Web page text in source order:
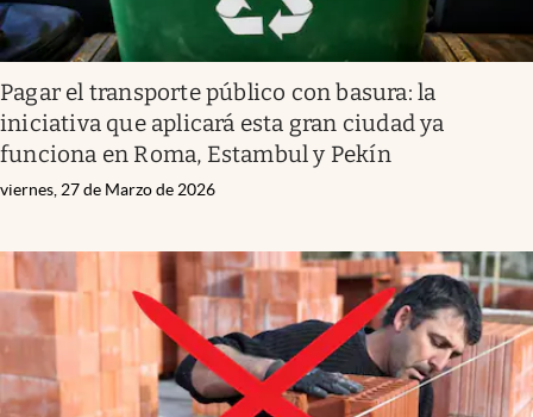
Pagar el transporte público con basura: la
iniciativa que aplicará esta gran ciudad ya
funciona en Roma, Estambul y Pekín
viernes, 27 de Marzo de 2026